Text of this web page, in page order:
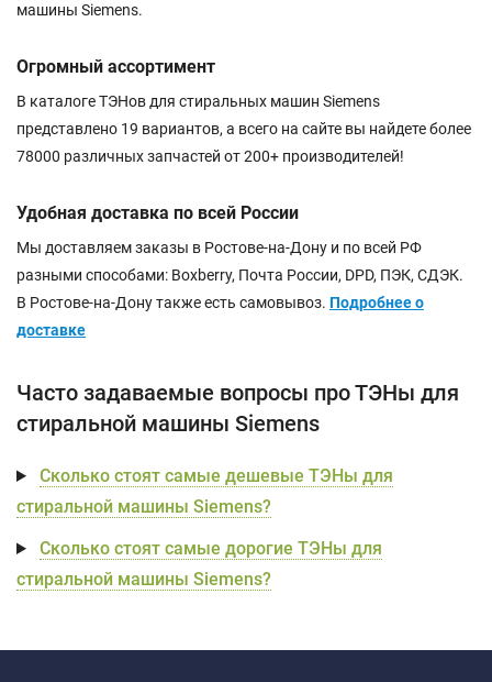
машины Siemens.
Огромный ассортимент
В каталоге ТЭНов для стиральных машин Siemens
представлено 19 вариантов, а всего на сайте вы найдете более
78000 различных запчастей от 200+ производителей!
Удобная доставка по всей России
Мы доставляем заказы в Ростове-на-Дону и по всей РФ
разными способами: Boxberry, Почта России, DPD, ПЭК, СДЭК.
В Ростове-на-Дону также есть самовывоз. Подробнее о
доставке
Часто задаваемые вопросы про ТЭНы для
стиральной машины Siemens
Сколько стоят самые дешевые ТЭНы для
стиральной машины Siemens?
Сколько стоят самые дорогие ТЭНы для
стиральной машины Siemens?